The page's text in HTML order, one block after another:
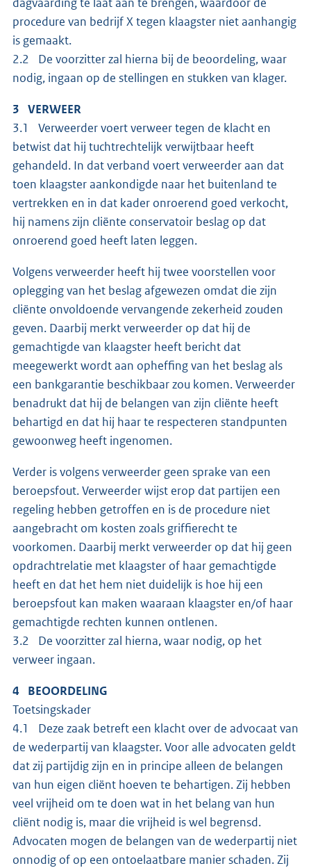
procedure van bedrijf X tegen klaagster niet aanhangig
is gemaakt.
2.2 De voorzitter zal hierna bij de beoordeling, waar
nodig, ingaan op de stellingen en stukken van klager.
3 VERWEER
3.1 Verweerder voert verweer tegen de klacht en
betwist dat hij tuchtrechtelijk verwijtbaar heeft
gehandeld. In dat verband voert verweerder aan dat
toen klaagster aankondigde naar het buitenland te
vertrekken en in dat kader onroerend goed verkocht,
hij namens zijn cliënte conservatoir beslag op dat
onroerend goed heeft laten leggen.
Volgens verweerder heeft hij twee voorstellen voor
oplegging van het beslag afgewezen omdat die zijn
cliënte onvoldoende vervangende zekerheid zouden
geven. Daarbij merkt verweerder op dat hij de
gemachtigde van klaagster heeft bericht dat
meegewerkt wordt aan opheffing van het beslag als
een bankgarantie beschikbaar zou komen. Verweerder
benadrukt dat hij de belangen van zijn cliënte heeft
behartigd en dat hij haar te respecteren standpunten
gewoonweg heeft ingenomen.
Verder is volgens verweerder geen sprake van een
beroepsfout. Verweerder wijst erop dat partijen een
regeling hebben getroffen en is de procedure niet
aangebracht om kosten zoals griffierecht te
voorkomen. Daarbij merkt verweerder op dat hij geen
opdrachtrelatie met klaagster of haar gemachtigde
heeft en dat het hem niet duidelijk is hoe hij een
beroepsfout kan maken waaraan klaagster en/of haar
gemachtigde rechten kunnen ontlenen.
3.2 De voorzitter zal hierna, waar nodig, op het
verweer ingaan.
4 BEOORDELING
Toetsingskader
4.1 Deze zaak betreft een klacht over de advocaat van
de wederpartij van klaagster. Voor alle advocaten geldt
dat zij partijdig zijn en in principe alleen de belangen
van hun eigen cliënt hoeven te behartigen. Zij hebben
veel vrijheid om te doen wat in het belang van hun
cliënt nodig is, maar die vrijheid is wel begrensd.
Advocaten mogen de belangen van de wederpartij niet
onnodig of op een ontoelaatbare manier schaden. Zij